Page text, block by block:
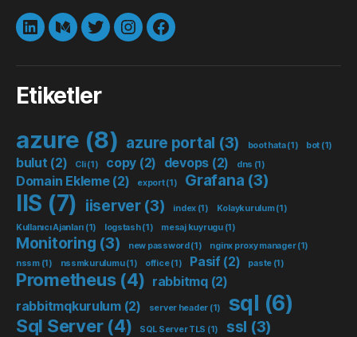
LinkedInMediumTwitterinstagramFacebook
Etiketler
azure (8) azure portal (3) boot hata(1) bot (1)
bulut (2) Cli(1) copy (2) devops (2) dns (1)
Domain Ekleme(2) export(1) Grafana (3)
IIS (7) iiserver(3) index (1) Kolaykurulum(1)
Kullanıcı Ajanları (1) logstash(1) mesaj kuyrugu(1)
Monitoring (3) new password (1) nginx proxy manager(1)
nssm(1) nssmkurulumu(1) office(1) Pasif(2) paste (1)
Prometheus(4) rabbitmq(2)
rabbitmqkurulum(2) server header (1) sql (6)
Sql Server(4) SQL Server TLS (1) ssl (3)